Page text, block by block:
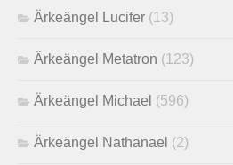
Ärkeängel Lucifer (13)
Ärkeängel Metatron (123)
Ärkeängel Michael (596)
Ärkeängel Nathanael (2)